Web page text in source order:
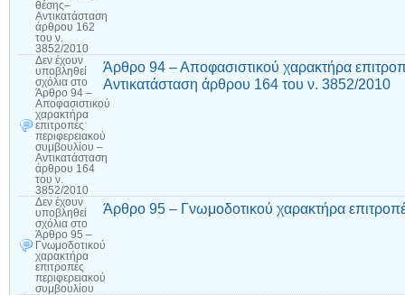
θέσης–
Αντικατάσταση
άρθρου 162
του ν.
3852/2010
Δεν έχουν
υποβληθεί
σχόλια στο
Άρθρο 94 –
Αποφασιστικού
χαρακτήρα
επιτροπές
περιφερειακού
συμβουλίου –
Αντικατάσταση
άρθρου 164
του ν.
3852/2010
Άρθρο 94 – Αποφασιστικού χαρακτήρα
Αντικατάσταση άρθρου 164 του ν. 3852/2010
Δεν έχουν
υποβληθεί
σχόλια στο
Άρθρο 95 –
Γνωμοδοτικού
χαρακτήρα
επιτροπές
περιφερειακού
συμβουλίου
Άρθρο 95 – Γνωμοδοτικού χαρακτήρα